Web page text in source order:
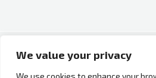
We value your privacy
We use cookies to enhance your
Copyright © 2026 Bh